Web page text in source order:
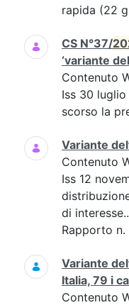
rapida (22
CS N°37/
‘variante
Contenuto
Iss 30 luglio
scorso la
Variante
Contenuto
Iss 12
di
Rapporto n.
Variante
Italia, 79 i
Contenuto